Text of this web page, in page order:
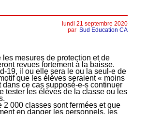
lundi 21 septembre 2020
par Sud Education CA
mesures de protection et de
revues fortement à la baisse.
19, il ou elle sera le ou la seul-e de
que les élèves seraient « moins
ce cas supposé-e-s continuer
tester les élèves de la classe ou les
000 classes sont fermées et que
en danger les personnels, les